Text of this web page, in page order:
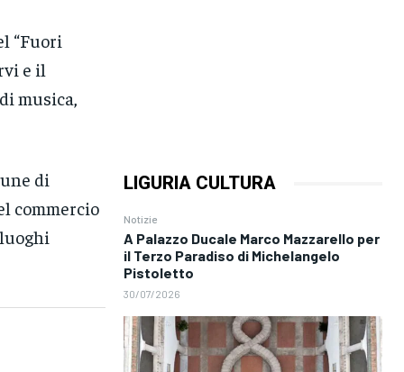
“Fuori
e il
musica,
di
commercio
LIGURIA CULTURA
Notizie
A Palazzo Ducale Marco Mazzarello per
il Terzo Paradiso di Michelangelo
Pistoletto
30/07/2026